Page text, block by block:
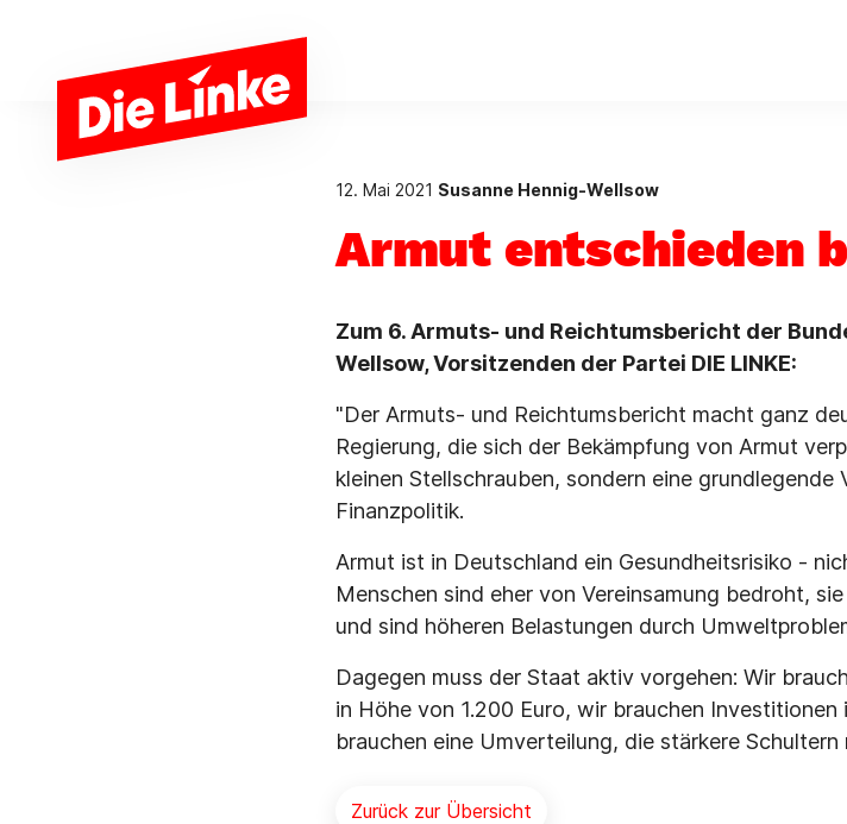
12. Mai 2021 Susanne Hennig-Wellsow
Armut entschieden
Zum 6. Armuts- und Reichtumsbericht der
Wellsow, Vorsitzenden der Partei DIE LINKE:
"Der Armuts- und Reichtumsbericht macht ganz
Regierung, die sich der Bekämpfung von Armut
kleinen Stellschrauben, sondern eine grundlegende
Finanzpolitik.
Armut ist in Deutschland ein Gesundheitsrisiko -
Menschen sind eher von Vereinsamung bedroht,
und sind höheren Belastungen durch
Dagegen muss der Staat aktiv vorgehen: Wir
in Höhe von 1.200 Euro, wir brauchen
brauchen eine Umverteilung, die stärkere
Zurück zur Übersicht